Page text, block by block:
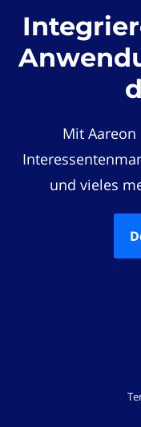
Mit Aareon
und vieles